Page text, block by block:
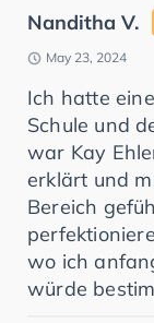
Nanditha V.
May 23, 2024
Ich hatte
Schule und
war Kay
erklärt und
Bereich
wo ich
würde